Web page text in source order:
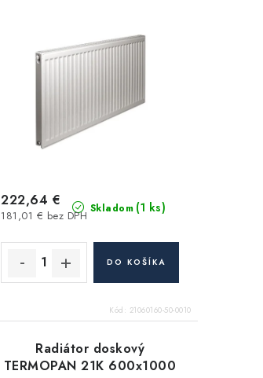
Skladom (1 ks)
181,01 € bez DPH
222,64 €
DO KOŠÍKA
Kód: 21060160-50-0010
Radiátor doskový
TERMOPAN 21K 600x1000